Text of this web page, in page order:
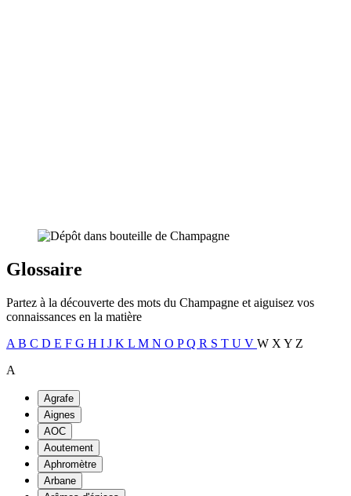
Glossaire
Partez à la découverte des mots du Champagne et aiguisez vos
connaissances en la matière
A B C D E F G H I J K L M N O PQ R S T U V W X Y Z
A
Agrafe
Aignes
AOC
Aoutement
Aphromètre
Arbane